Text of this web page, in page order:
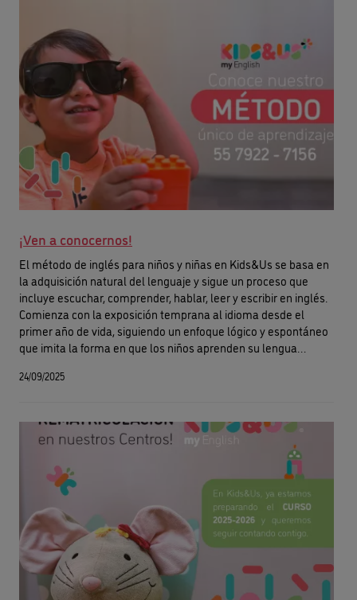
¡Ven a conocernos!
El método de inglés para niños y niñas en Kids&Us se basa en
la adquisición natural del lenguaje y sigue un proceso que
incluye escuchar, comprender, hablar, leer y escribir en inglés.
Comienza con la exposición temprana al idioma desde el
primer año de vida, siguiendo un enfoque lógico y espontáneo
que imita la forma en que los niños aprenden su lengua
de los estudiantes, permitiendo que adquieran el inglés de
24/09/2025